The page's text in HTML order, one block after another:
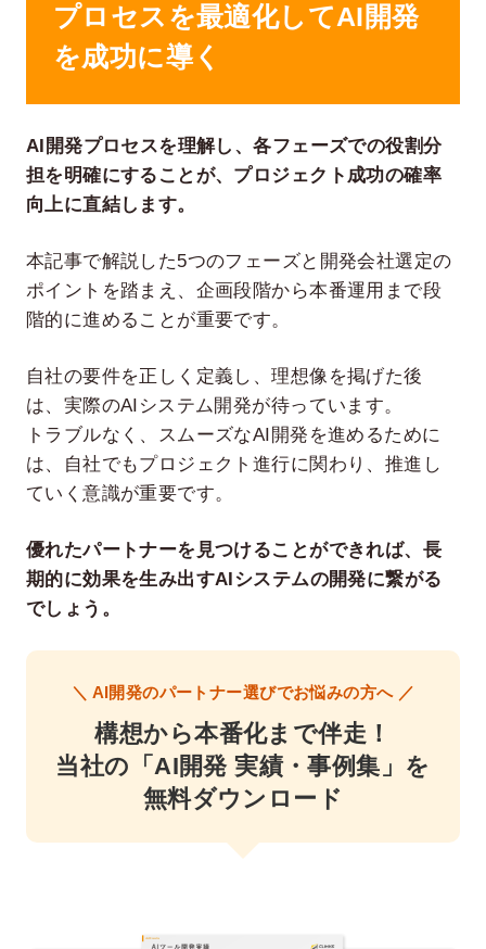
プロセスを最適化してAI開発
を成功に導く
AI開発プロセスを理解し、各フェーズでの役割分
担を明確にすることが、プロジェクト成功の確率
向上に直結します。
本記事で解説した5つのフェーズと開発会社選定の
ポイントを踏まえ、企画段階から本番運用まで段
階的に進めることが重要です。
自社の要件を正しく定義し、理想像を掲げた後
は、実際のAIシステム開発が待っています。
トラブルなく、スムーズなAI開発を進めるために
は、自社でもプロジェクト進行に関わり、推進し
ていく意識が重要です。
優れたパートナーを見つけることができれば、長
期的に効果を生み出すAIシステムの開発に繋がる
でしょう。
＼ AI開発のパートナー選びでお悩みの方へ ／
構想から本番化まで伴走！
当社の「AI開発 実績・事例集」を
無料ダウンロード